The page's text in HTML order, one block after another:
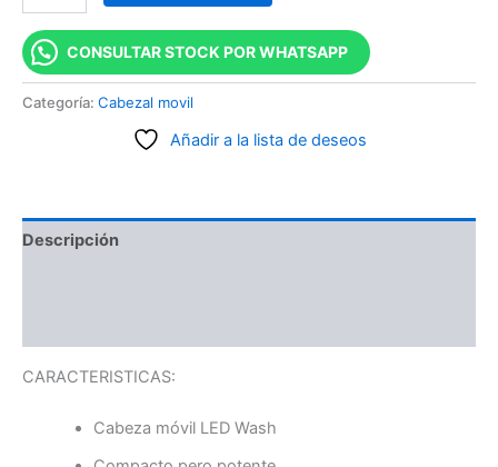
CONSULTAR STOCK POR WHATSAPP
Categoría: Cabezal movil
Añadir a la lista de deseos
Descripción
CARACTERISTICAS:
Cabeza móvil LED Wash